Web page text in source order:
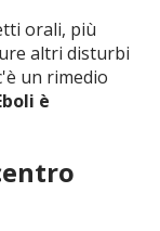
CERCA
orali, più
altri disturbi
un rimedio
è